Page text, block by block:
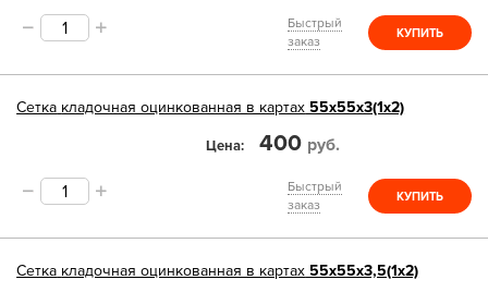
Быстрый
заказ
КУПИТЬ
Сетка кладочная оцинкованная в картах 55х55х3(1х2)
Цена 400 руб.
Быстрый
заказ
КУПИТЬ
Сетка кладочная оцинкованная в картах 55х55х3,5(1х2)